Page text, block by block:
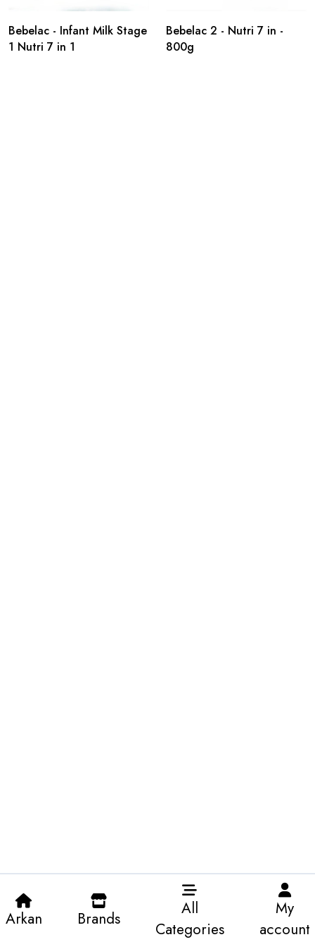
Bebelac - Infant Milk Stage
1 Nutri 7 in 1
Bebelac 2 - Nutri 7 in -
800g
Arkan Brands
All
Categories
My
account